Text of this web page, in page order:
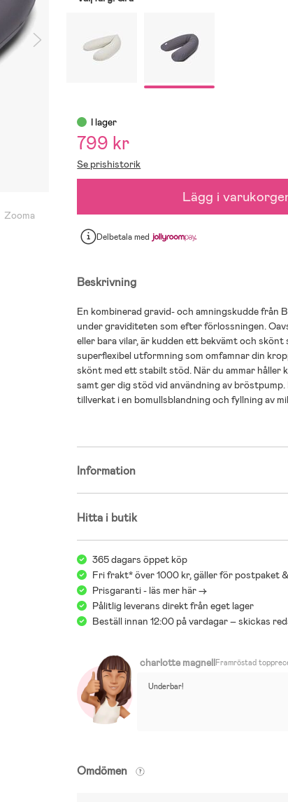
Zooma
I lager
799 kr
Se prishistorik
Lägg i
Delbetalamed
Beskrivning
En kombinerad gravid- och amningskudde från
under graviditeten som efter förlossningen.
eller bara vilar, är kudden ett bekvämt och
superflexibel utformning som omfamnar din
skönt med ett stabilt stöd. När du ammar håller
samt ger dig stöd vid användning av
tillverkat i en bomullsblandning och fyllning av
Information
Hitta i butik
365 dagars öppet köp
Fri frakt* över 1000 kr, gäller för postpaket
Prisgaranti - läs mer här ->
Pålitlig leverans direkt från eget lager
Beställ innan 12:00 på vardagar – skickas
charlotte magnellFramröstad
Underbar!
Omdömen